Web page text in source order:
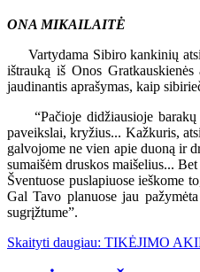
ONA MIKAILAITĖ
Vartydama Sibiro kankinių
ištrauką iš Onos
jaudinantis aprašymas, kaip
“Pačioje didžiausioje barakų
paveikslai, kryžius... Kažkuris,
galvojome ne vien apie duoną ir
sumaišėm druskos maišelius...
Šventuose puslapiuose ieškome
Gal Tavo planuose jau
sugrįžtume”.
Skaityti daugiau: TIKĖJIMO